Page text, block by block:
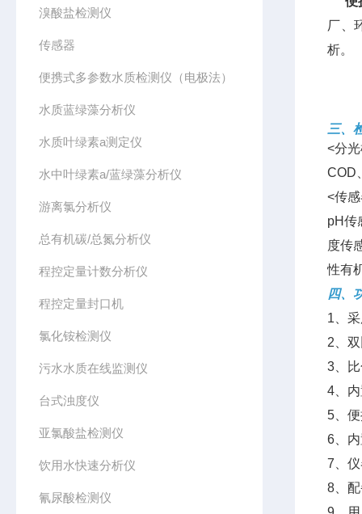
溴酸盐检测仪
传感器
便携式多参数水质检测仪（电极法）
水质蓝绿藻分析仪
水质叶绿素a测定仪
水中叶绿素a/蓝绿藻分析仪
游离氯分析仪
总有机碳/总氮分析仪
程控定量计数分析仪
程控定量封口机
氯化铵检测仪
污水水质在线监测仪
台式浊度仪
亚氯酸盐检测仪
饮用水快速分析仪
氰尿酸检测仪
厂、
析。
三、
<分
COD
<传
pH传
度传
性有
四、
1、
2、
3、
4、
5、
6、
7、
8、